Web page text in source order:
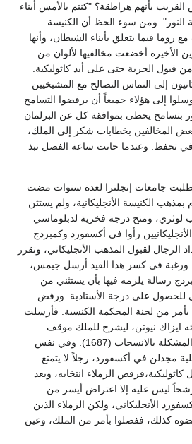
القريب بأنهم هراطقة؟ "كنتم بالأمس أبناء
النور". ومن سوء الحظ أن الكنيسة
روما فيما يتعلق بأبناء الشيطان، وأنها
الأخيرة أخضعت مخالفيها لألوان من
قبول الحرية حتى على أيد كاثوليكية.
إلى التماس التصالح مع المشيخيين
إلى هؤلاء جميعاً أن يرفضوا التسامح
بتسامح يحظى بموافقة كل عن البرلمان
المخالفين بخطابات شكر إلى الملك،
في تحفظ. وعندما حانت ساعة الفصل نبذ
جامعات إنجلترا لعدة سنوات مضت
بمذهب الكنيسة الأنجليكانية، ولم يستثن
لوثري، ومنح درجة فخرية لدبلوماسي
رأوا في أكسفورد وكمبردج
الرجال لقبول المذهب الأنجليكاني، وتقرر
ورغبة في كسر هذا القيد أرسل جيمس،
رسالة يلزمه فيها بأن يستثني من
يعي للحصول على درجة الأستاذية. ورفض
من لجنة المحكمة الكنسية. فأرسلت
ايزاك نيوتن، ليشرح للملك موقف
لجامعة. ولكن الراهب حل المشكلة بالانسحاب (1687). وفي نفس
مجدلن في أكسفورد، رجلاً لا يتمتع
كاثوليكية،فرفض الزملاء انتخابه، وبعد
ليس عليه إلا اعتراض أيسر من
الأنجليكاني، ولكن الزملاء الذين
كذلك، ففصلوا بأمر من الملك، وعين